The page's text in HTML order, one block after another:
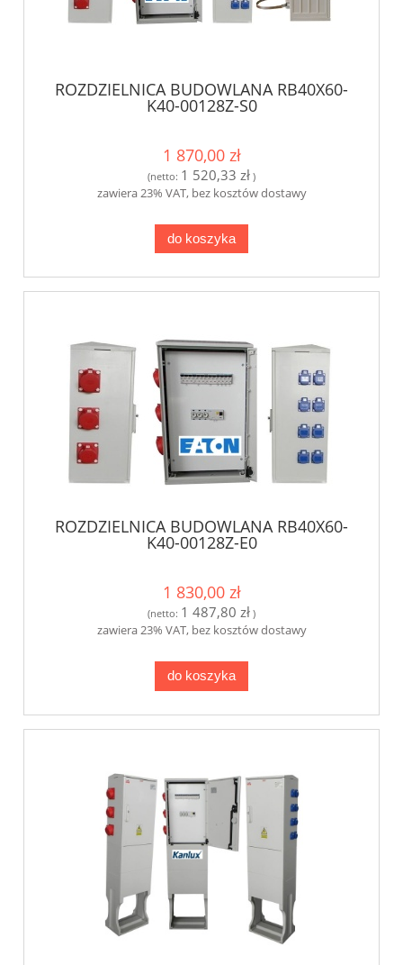
ROZDZIELNICA BUDOWLANA RB40X60-
K40-00128Z-S0
1 870,00 zł
(netto: 1 520,33 zł )
zawiera 23% VAT, bez kosztów dostawy
do koszyka
ROZDZIELNICA BUDOWLANA RB40X60-
K40-00128Z-E0
1 830,00 zł
(netto: 1 487,80 zł )
zawiera 23% VAT, bez kosztów dostawy
do koszyka